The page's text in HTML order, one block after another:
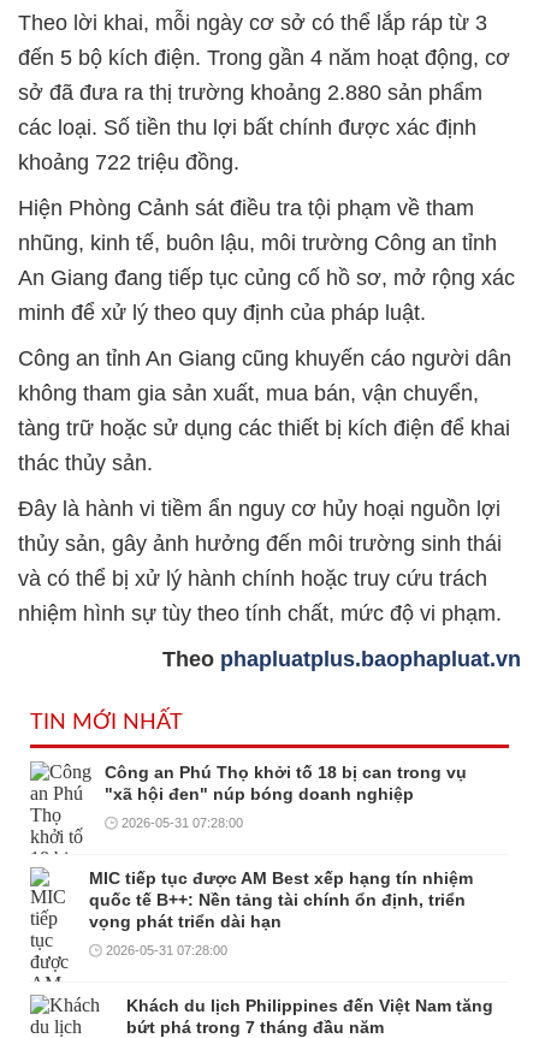
Theo lời khai, mỗi ngày cơ sở có thể lắp ráp từ 3
đến 5 bộ kích điện. Trong gần 4 năm hoạt động, cơ
sở đã đưa ra thị trường khoảng 2.880 sản phẩm
các loại. Số tiền thu lợi bất chính được xác định
khoảng 722 triệu đồng.
Hiện Phòng Cảnh sát điều tra tội phạm về tham
nhũng, kinh tế, buôn lậu, môi trường Công an tỉnh
An Giang đang tiếp tục củng cố hồ sơ, mở rộng xác
minh để xử lý theo quy định của pháp luật.
Công an tỉnh An Giang cũng khuyến cáo người dân
không tham gia sản xuất, mua bán, vận chuyển,
tàng trữ hoặc sử dụng các thiết bị kích điện để khai
thác thủy sản.
Đây là hành vi tiềm ẩn nguy cơ hủy hoại nguồn lợi
thủy sản, gây ảnh hưởng đến môi trường sinh thái
và có thể bị xử lý hành chính hoặc truy cứu trách
nhiệm hình sự tùy theo tính chất, mức độ vi phạm.
Theo phapluatplus.baophapluat.vn
TIN MỚI NHẤT
Công an Phú Thọ khởi tố 18 bị can trong vụ
"xã hội đen" núp bóng doanh nghiệp
2026-05-31 07:28:00
MIC tiếp tục được AM Best xếp hạng tín nhiệm
quốc tế B++: Nền tảng tài chính ổn định, triển
vọng phát triển dài hạn
2026-05-31 07:28:00
Khách du lịch Philippines đến Việt Nam tăng
bứt phá trong 7 tháng đầu năm